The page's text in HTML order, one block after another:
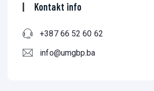
Kontakt info
+387 66 52 60 62
info@umgbp.ba